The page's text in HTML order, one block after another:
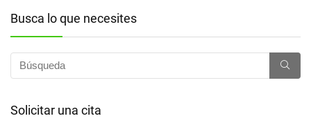
Busca lo que necesites
Solicitar una cita